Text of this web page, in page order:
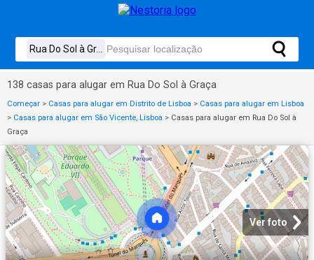
138 casas para alugar em Rua Do Sol à Graça
Começar > Casas para alugar em Distrito de Lisboa > Casas para alugar em Lisboa
> Casas para alugar em São Vicente, Lisboa > Casas para alugar em Rua Do Sol à
Graça
Ver foto